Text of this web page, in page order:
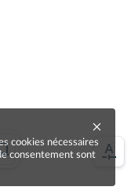
cookies nécessaires
consentement sont